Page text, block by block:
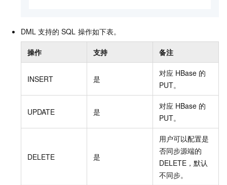
DML 支持的 SQL 操作如下表。
操作 支持 备注
INSERT 是
对应 HBase 的
PUT。
UPDATE 是
对应 HBase 的
PUT。
DELETE 是
用户可以配置是
否同步源端的
DELETE，默认
不同步。